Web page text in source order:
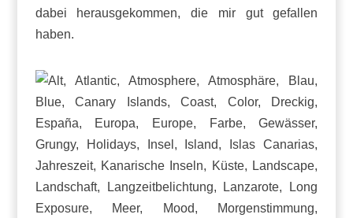
dabei herausgekommen, die mir gut gefallen
haben.